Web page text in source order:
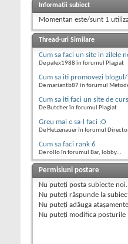
Informații subiect
Momentan este/sunt 1
Thread-uri Similare
Cum sa faci un site in zilele
De palex1988 în forumul Plagiat
Cum sa iti promovezi
De mariantb87 în forumul
Cum sa iti faci un site de
De Butcher în forumul Plagiat
Greu mai e sa-l faci :O
De Hetzenauer în forumul
Cum sa faci rank 6
De rollo în forumul Bar, lobby...
Permisiuni postare
Nu puteţi posta subiecte noi.
Nu puteţi răspunde la
Nu puteţi adăuga ataşamente
Nu puteţi modifica posturile